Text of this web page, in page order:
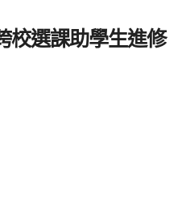
校選課助學生進修